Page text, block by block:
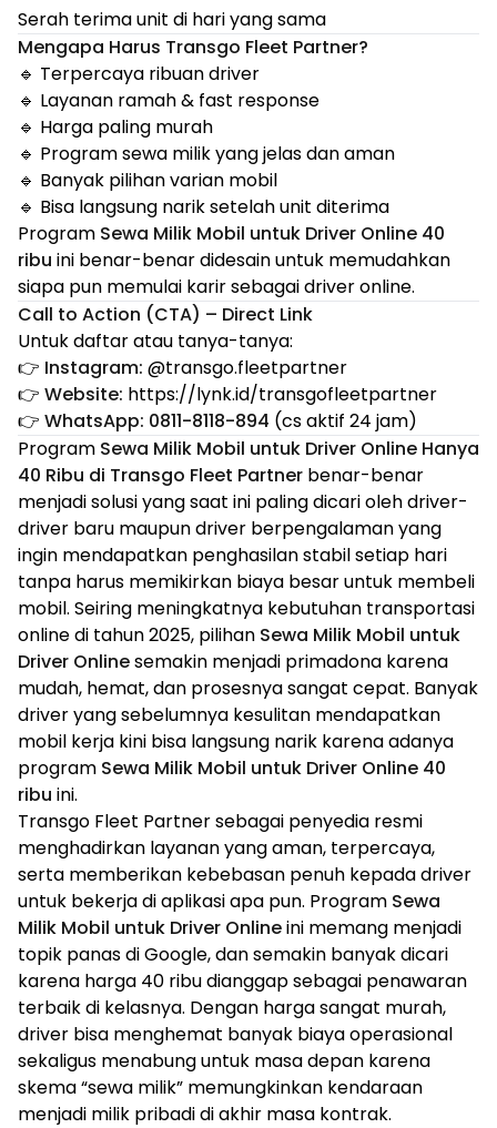
Serah terima unit di hari yang sama
Mengapa Harus Transgo Fleet Partner?
🔹 Terpercaya ribuan driver
🔹 Layanan ramah & fast response
🔹 Harga paling murah
🔹 Program sewa milik yang jelas dan aman
🔹 Banyak pilihan varian mobil
🔹 Bisa langsung narik setelah unit diterima
Program Sewa Milik Mobil untuk Driver Online 40
ribu ini benar-benar didesain untuk memudahkan
siapa pun memulai karir sebagai driver online.
Call to Action (CTA) – Direct Link
Untuk daftar atau tanya-tanya:
👉 Instagram: @transgo.fleetpartner
👉 Website: https://lynk.id/transgofleetpartner
👉 WhatsApp: 0811-8118-894 (cs aktif 24 jam)
Program Sewa Milik Mobil untuk Driver Online Hanya
40 Ribu di Transgo Fleet Partner benar-benar
menjadi solusi yang saat ini paling dicari oleh driver-
driver baru maupun driver berpengalaman yang
ingin mendapatkan penghasilan stabil setiap hari
tanpa harus memikirkan biaya besar untuk membeli
mobil. Seiring meningkatnya kebutuhan transportasi
online di tahun 2025, pilihan Sewa Milik Mobil untuk
Driver Onlinesemakin menjadi primadona karena
mudah, hemat, dan prosesnya sangat cepat. Banyak
driver yang sebelumnya kesulitan mendapatkan
mobil kerja kini bisa langsung narik karena adanya
program Sewa Milik Mobil untuk Driver Online 40
ribu ini.
Transgo Fleet Partner sebagai penyedia resmi
menghadirkan layanan yang aman, terpercaya,
serta memberikan kebebasan penuh kepada driver
untuk bekerja di aplikasi apa pun. Program Sewa
Milik Mobil untuk Driver Onlineini memang menjadi
topik panas di Google, dan semakin banyak dicari
karena harga 40 ribu dianggap sebagai penawaran
terbaik di kelasnya. Dengan harga sangat murah,
driver bisa menghemat banyak biaya operasional
sekaligus menabung untuk masa depan karena
skema “sewa milik” memungkinkan kendaraan
menjadi milik pribadi di akhir masa kontrak.